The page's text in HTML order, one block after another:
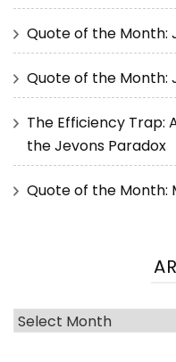
Quote of the Month:
Quote of the Month:
The Efficiency Trap:
the Jevons Paradox
Quote of the Month: